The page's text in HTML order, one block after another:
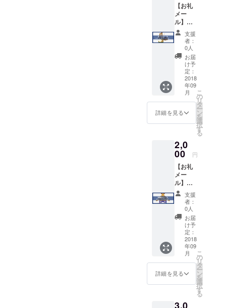
【お礼
メー
ル】＋
【お好
きなド
リンク
無料券3
枚】 ①
事務局
からお
礼の
メール
を送付
させて
いただ
きま
お好き
なドリ
ンク3杯
分（最
大1650
円相
当） ※
2018年
9月末ご
ろに指
定のご
住所へ
郵送で
お届け
させて
いただ
きま
年10月
支援
者：
0人
お届
け予
定：
2018
年09
月
詳細を見る
こ
の
リ
タ
ー
ン
を
選
択
す
る
2,0
00 円
【お礼
メー
ル】＋
【後援
会とし
てHPに
掲載】
①事務
局から
お礼の
メール
を送付
させて
いただ
きま
す。
ちゃん
支援
者：
0人
お届
け予
定：
2018
年09
月
詳細を見る
こ
の
リ
タ
ー
ン
を
選
択
す
る
3,0